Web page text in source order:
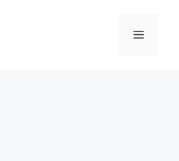
Menu